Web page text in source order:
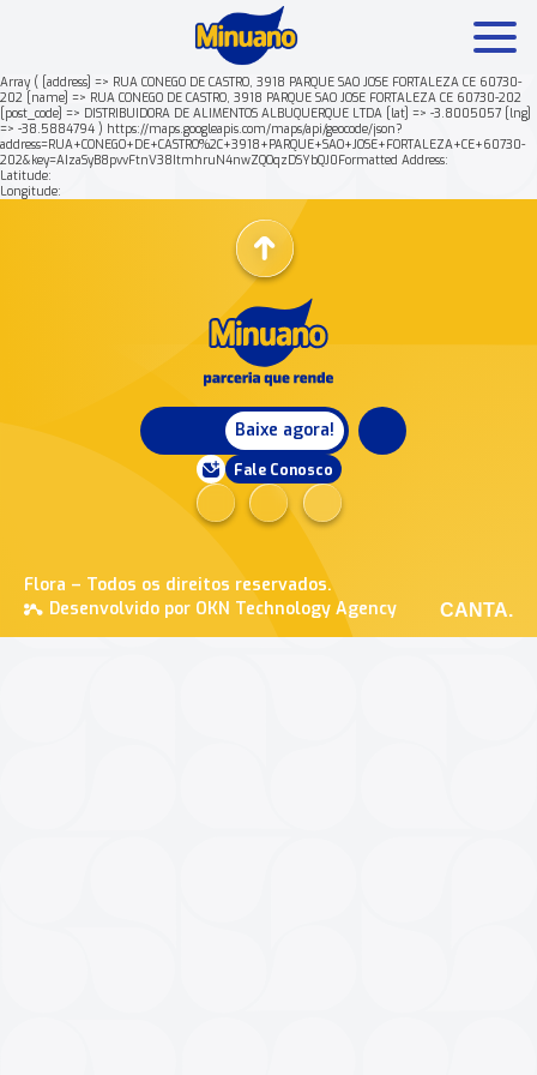
Array ( [address] => RUA CONEGO DE CASTRO, 3918 PARQUE SAO JOSE FORTALEZA CE 60730-
202 [name] => RUA CONEGO DE CASTRO, 3918 PARQUE SAO JOSE FORTALEZA CE 60730-202
[post_code] => DISTRIBUIDORA DE ALIMENTOS ALBUQUERQUE LTDA [lat] => -3.8005057 [lng]
=> -38.5884794 ) https://maps.googleapis.com/maps/api/geocode/json?
address=RUA+CONEGO+DE+CASTRO%2C+3918+PARQUE+SAO+JOSE+FORTALEZA+CE+60730-
202&key=AIzaSyB8pvvFtnV38ItmhruN4nwZQOqzDSYbQJ0Formatted Address:
Latitude:
Longitude:
Baixe agora!
Fale Conosco
Flora – Todos os direitos reservados.
Desenvolvido por OKN Technology Agency
CANTA.
Mais buscados: Produtos Minuano Rende +
Nossa história